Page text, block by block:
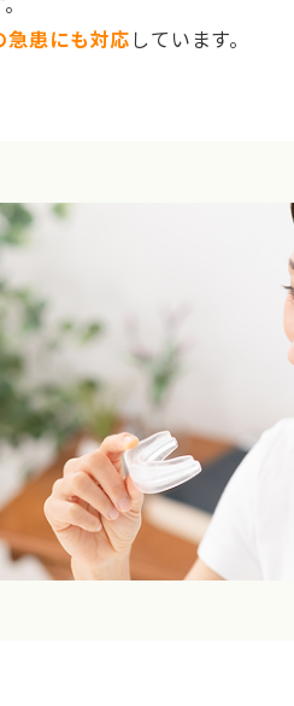
急患にも対応 しています。